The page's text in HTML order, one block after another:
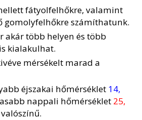
fátyolfelhőkre, valamint
gomolyfelhőkre számíthatunk.
akár több helyen és több
kialakulhat.
mérsékelt marad a
éjszakai hőmérséklet 14,
nappali hőmérséklet 25,